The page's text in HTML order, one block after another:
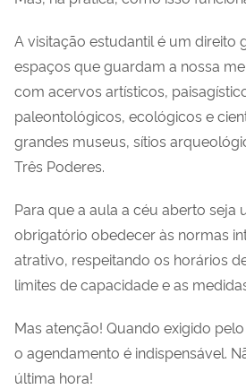
A visitação estudantil é um direito
espaços que guardam a nossa
com acervos artísticos,
paleontológicos, ecológicos e
grandes museus, sítios
Três Poderes.
Para que a aula a céu aberto seja
obrigatório obedecer às normas
atrativo, respeitando os horários
limites de capacidade e as
Mas atenção! Quando exigido
o agendamento é indispensável.
última hora!